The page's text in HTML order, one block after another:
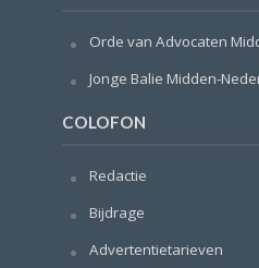
Orde van Advocaten
Jonge Balie Midden-
COLOFON
Redactie
Bijdrage
Advertentietarieven